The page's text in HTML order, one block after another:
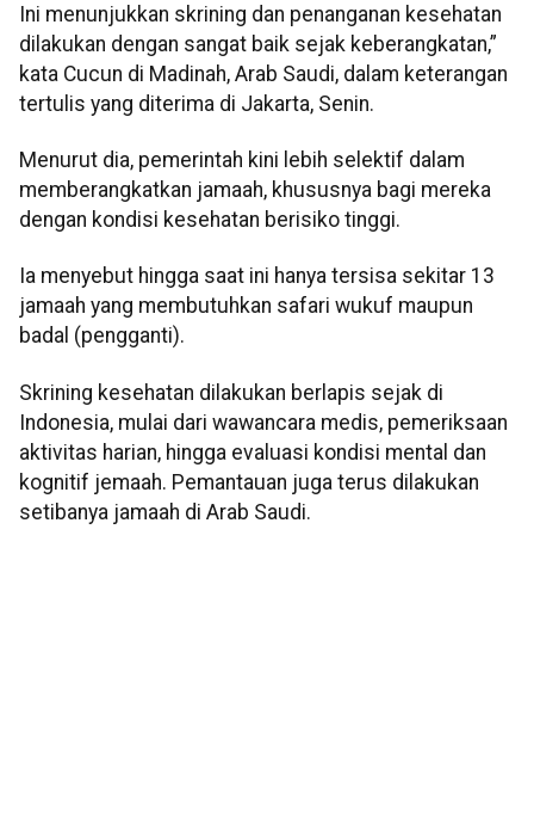
Ini menunjukkan skrining dan penanganan kesehatan
dilakukan dengan sangat baik sejak keberangkatan,”
kata Cucun di Madinah, Arab Saudi, dalam keterangan
tertulis yang diterima di Jakarta, Senin.
Menurut dia, pemerintah kini lebih selektif dalam
memberangkatkan jamaah, khususnya bagi mereka
dengan kondisi kesehatan berisiko tinggi.
Ia menyebut hingga saat ini hanya tersisa sekitar 13
jamaah yang membutuhkan safari wukuf maupun
badal (pengganti).
Skrining kesehatan dilakukan berlapis sejak di
Indonesia, mulai dari wawancara medis, pemeriksaan
aktivitas harian, hingga evaluasi kondisi mental dan
kognitif jemaah. Pemantauan juga terus dilakukan
setibanya jamaah di Arab Saudi.